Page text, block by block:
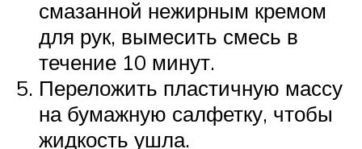
смазанной нежирным кремом
для рук, вымесить смесь в
течение 10 минут.
Переложить пластичную массу
на бумажную салфетку, чтобы
жидкость ушла.